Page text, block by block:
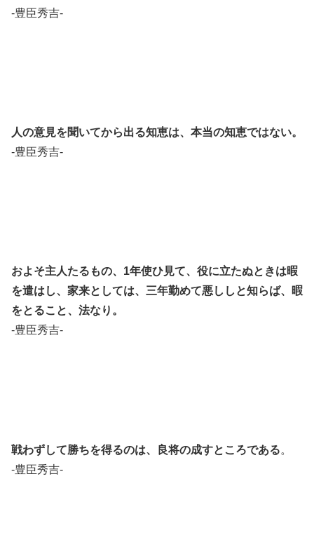
-豊臣秀吉-
人の意見を聞いてから出る知恵は、本当の知恵ではない。
-豊臣秀吉-
およそ主人たるもの、1年使ひ見て、役に立たぬときは暇
を遣はし、家来としては、三年勤めて悪ししと知らば、暇
をとること、法なり。
-豊臣秀吉-
戦わずして勝ちを得るのは、良将の成すところである。
-豊臣秀吉-